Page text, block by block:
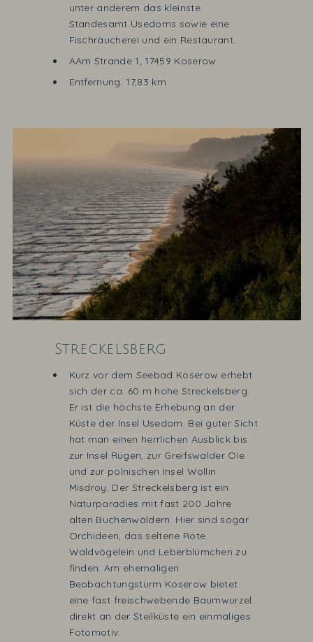
unter anderem das kleinste
Standesamt Usedoms sowie eine
Fischräucherei und ein Restaurant.
AAm Strande 1, 17459 Koserow
Entfernung: 17,83 km
Streckelsberg
Kurz vor dem Seebad Koserow erhebt
sich der ca. 60 m hohe Streckelsberg.
Er ist die höchste Erhebung an der
Küste der Insel Usedom. Bei guter Sicht
hat man einen herrlichen Ausblick bis
zur Insel Rügen, zur Greifswalder Oie
und zur polnischen Insel Wollin
Misdroy. Der Streckelsberg ist ein
Naturparadies mit fast 200 Jahre
alten Buchenwäldern. Hier sind sogar
Orchideen, das seltene Rote
Waldvögelein und Leberblümchen zu
finden. Am ehemaligen
Beobachtungsturm Koserow bietet
eine fast freischwebende Baumwurzel
direkt an der Steilküste ein einmaliges
Fotomotiv.